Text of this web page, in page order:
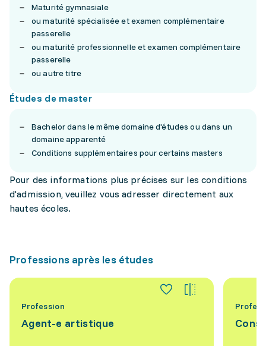
Maturité gymnasiale
ou maturité spécialisée et examen complémentaire
passerelle
ou maturité professionnelle et examen complémentaire
passerelle
ou autre titre
Études de master
Bachelor dans le même domaine d'études ou dans un
domaine apparenté
Conditions supplémentaires pour certains masters
Pour des informations plus précises sur les conditions
d'admission, veuillez vous adresser directement aux
hautes écoles.
Professions après les études
Profession
Agent-e artistique